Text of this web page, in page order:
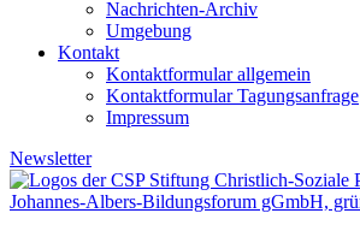
Nachrichten-Archiv
Umgebung
Kontakt
Kontaktformular allgemein
Kontaktformular Tagungsanfrage
Impressum
Newsletter